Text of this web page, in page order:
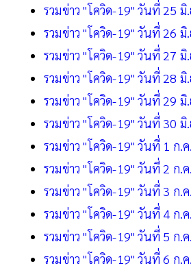
รวมข่าว "โควิด-19" วันที่ 25 มิ
รวมข่าว "โควิด-19" วันที่ 26 มิ
รวมข่าว "โควิด-19" วันที่ 27 มิ
รวมข่าว "โควิด-19" วันที่ 28 มิ
รวมข่าว "โควิด-19" วันที่ 29 มิ
รวมข่าว "โควิด-19" วันที่ 30 มิ
รวมข่าว "โควิด-19" วันที่ 1 ก.
รวมข่าว "โควิด-19" วันที่ 2 ก.
รวมข่าว "โควิด-19" วันที่ 3 ก.
รวมข่าว "โควิด-19" วันที่ 4 ก.
รวมข่าว "โควิด-19" วันที่ 5 ก.
รวมข่าว "โควิด-19" วันที่ 6 ก.